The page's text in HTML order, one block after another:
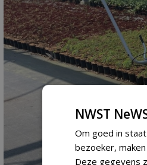
NWST
Om goed in
bezoeker,
Deze gegevens